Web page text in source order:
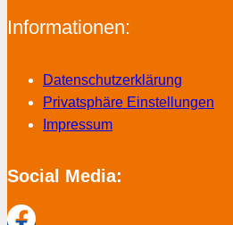
Informationen:
Datenschutzerklärung
Privatsphäre Einstellungen
Impressum
Social Media: